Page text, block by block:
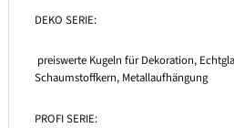
DEKO SERIE:
preiswerte Kugeln für Dekoration,
Schaumstoffkern, Metallaufhängung
PROFI SERIE: